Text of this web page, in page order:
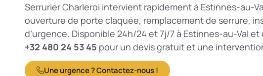
Serrurier Charleroi intervient rapidement à Estinnes-au-
ouverture de porte claquée, remplacement de serrure,
d’urgence. Disponible 24h/24 et 7j/7 à Estinnes-au-Val
+32 480 24 53 45 pour un devis gratuit et une
Une urgence ? Contactez-nous !